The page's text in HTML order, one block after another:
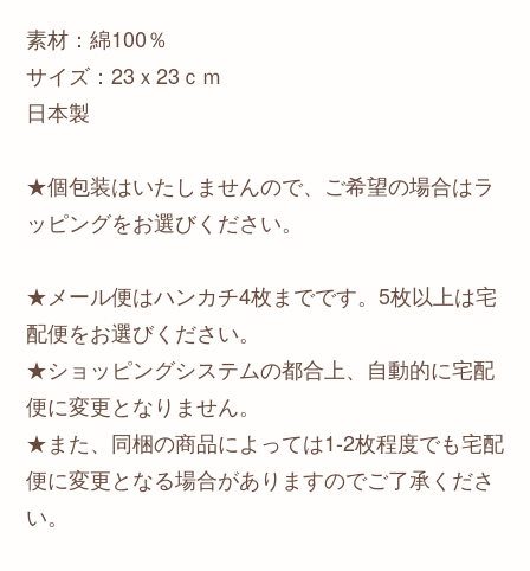
素材：綿100％
サイズ：23ｘ23ｃｍ
日本製
★個包装はいたしませんので、ご希望の場合はラ
ッピングをお選びください。
★メール便はハンカチ4枚までです。5枚以上は宅
配便をお選びください。
★ショッピングシステムの都合上、自動的に宅配
便に変更となりません。
★また、同梱の商品によっては1-2枚程度でも宅配
便に変更となる場合がありますのでご了承くださ
い。